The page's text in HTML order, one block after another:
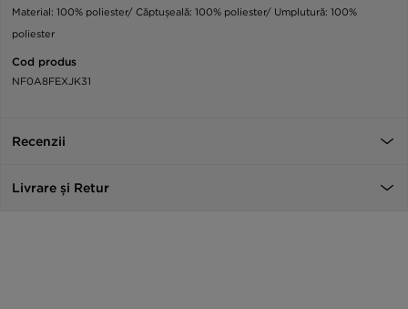
Material: 100% poliester/ Căptușeală: 100% poliester/ Umplutură: 100%
poliester
Cod produs
NF0A8FEXJK31
Recenzii
Livrare și Retur